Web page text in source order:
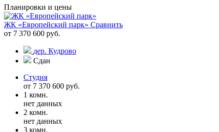
Планировки и цены
ЖК «Европейский парк» Сравнить
от 7 370 600 руб.
дер. Кудрово
Сдан
Студия
от 7 370 600 руб.
1 комн.
нет данных
2 комн.
нет данных
3 комн.